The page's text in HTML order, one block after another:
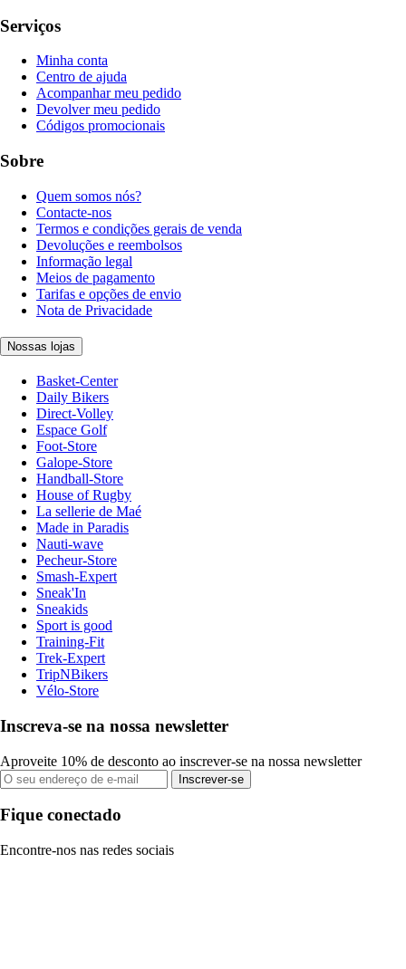
Serviços
Minha conta
Centro de ajuda
Acompanhar meu pedido
Devolver meu pedido
Códigos promocionais
Sobre
Quem somos nós?
Contacte-nos
Termos e condições gerais de venda
Devoluções e reembolsos
Informação legal
Meios de pagamento
Tarifas e opções de envio
Nota de Privacidade
Nossas lojas
Basket-Center
Daily Bikers
Direct-Volley
Espace Golf
Foot-Store
Galope-Store
Handball-Store
House of Rugby
La sellerie de Maé
Made in Paradis
Nauti-wave
Pecheur-Store
Smash-Expert
Sneak'In
Sneakids
Sport is good
Training-Fit
Trek-Expert
TripNBikers
Vélo-Store
Inscreva-se na nossa newsletter
Aproveite 10% de desconto ao inscrever-se na nossa newsletter
Inscrever-se
Fique conectado
Encontre-nos nas redes sociais